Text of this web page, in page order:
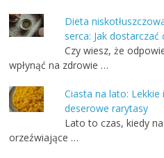
Dieta
serca: Jak
Czy wiesz, że
wpłynąć na zdrowie …
Ciasta na lato:
deserowe rarytasy
Lato to czas, kiedy
orzeźwiające …